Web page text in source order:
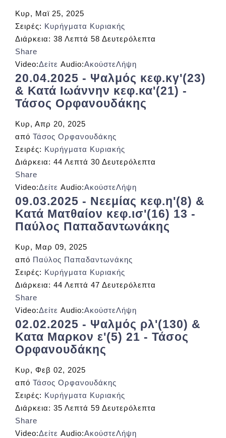
Κυρ, Μαϊ 25, 2025
Σειρές: Κυρήγματα Κυριακής
Διάρκεια: 38 Λεπτά 58 Δευτερόλεπτα
Share
Video:Δείτε Audio:ΑκούστεΛήψη
20.04.2025 - Ψαλμός κεφ.κγ'(23)
& Κατά Ιωάννην κεφ.κα'(21) -
Τάσος Ορφανουδάκης
Κυρ, Απρ 20, 2025
από Τάσος Ορφανουδάκης
Σειρές: Κυρήγματα Κυριακής
Διάρκεια: 44 Λεπτά 30 Δευτερόλεπτα
Share
Video:Δείτε Audio:ΑκούστεΛήψη
09.03.2025 - Νεεμίας κεφ.η'(8) &
Κατά Ματθαίον κεφ.ισ'(16) 13 -
Παύλος Παπαδαντωνάκης
Κυρ, Μαρ 09, 2025
από Παύλος Παπαδαντωνάκης
Σειρές: Κυρήγματα Κυριακής
Διάρκεια: 44 Λεπτά 47 Δευτερόλεπτα
Share
Video:Δείτε Audio:ΑκούστεΛήψη
02.02.2025 - Ψαλμός ρλ'(130) &
Κατα Μαρκον ε'(5) 21 - Τάσος
Ορφανουδάκης
Κυρ, Φεβ 02, 2025
από Τάσος Ορφανουδάκης
Σειρές: Κυρήγματα Κυριακής
Διάρκεια: 35 Λεπτά 59 Δευτερόλεπτα
Share
Video:Δείτε Audio:ΑκούστεΛήψη